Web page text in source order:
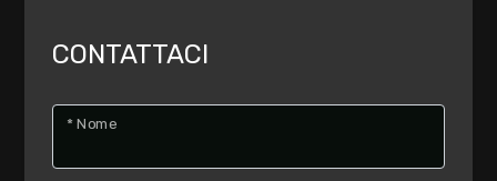
CONTATTACI
* Nome